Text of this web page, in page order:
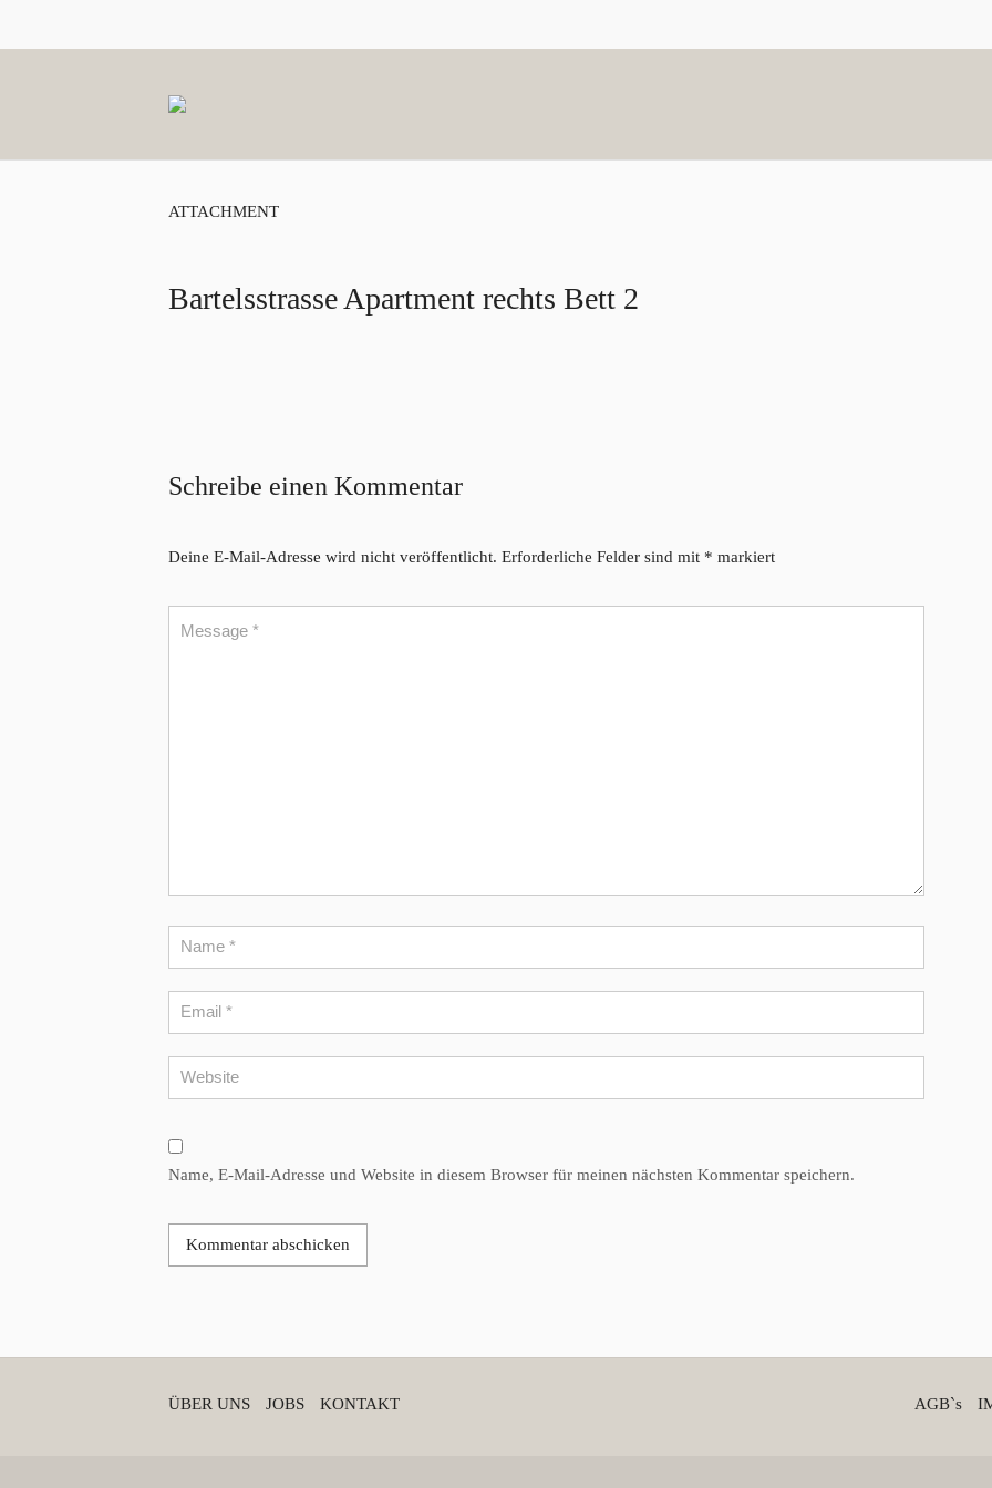
ATTACHMENT
Bartelsstrasse Apartment rechts Bett 2
Schreibe einen Kommentar
Deine E-Mail-Adresse wird nicht veröffentlicht. Erforderliche Felder sind mit * markiert
Name, E-Mail-Adresse und Website in diesem Browser für meinen nächsten Kommentar speichern.
ÜBER UNS JOBS KONTAKT AGB`s